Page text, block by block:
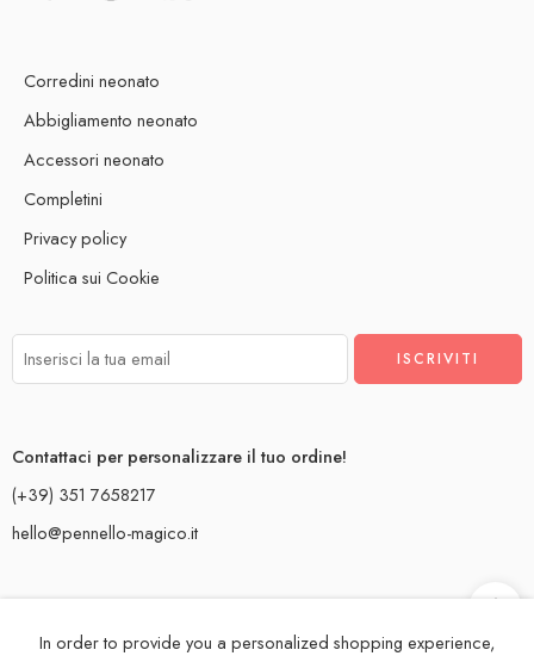
Corredini neonato
Abbigliamento neonato
Accessori neonato
Completini
Privacy policy
Politica sui Cookie
Contattaci per personalizzare il tuo ordine!
(+39) 351 7658217
hello@pennello-magico.it
In order to provide you a personalized shopping experience,